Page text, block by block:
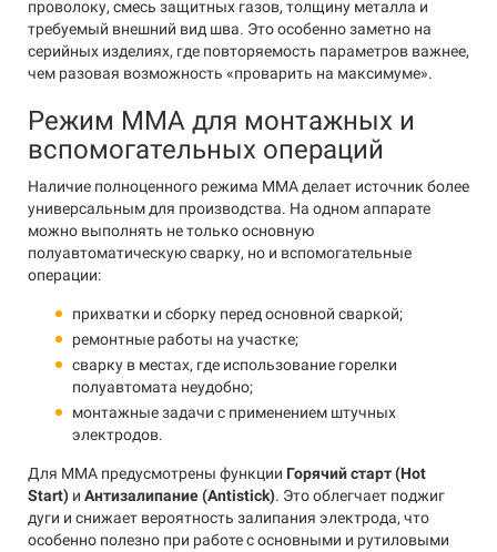
проволоку, смесь защитных газов, толщину металла и
требуемый внешний вид шва. Это особенно заметно на
серийных изделиях, где повторяемость параметров важнее,
чем разовая возможность «проварить на максимуме».
Режим MMA для монтажных и
вспомогательных операций
Наличие полноценного режима MMA делает источник более
универсальным для производства. На одном аппарате
можно выполнять не только основную
полуавтоматическую сварку, но и вспомогательные
операции:
прихватки и сборку перед основной сваркой;
ремонтные работы на участке;
сварку в местах, где использование горелки
полуавтомата неудобно;
монтажные задачи с применением штучных
электродов.
Для MMA предусмотрены функции Горячий старт (Hot
Start) и Антизалипание (Antistick). Это облегчает поджиг
дуги и снижает вероятность залипания электрода, что
особенно полезно при работе с основными и рутиловыми